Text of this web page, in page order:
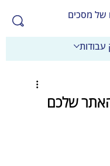
של מסכים
עבודות
שלכם